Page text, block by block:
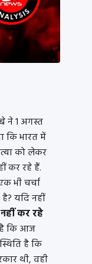
ने 1 अगस्त
कि भारत में
को लेकर
कर रहे हैं.
भी चर्चा
यदि नहीं
कर रहे
है कि आज
है कि
थी, वही